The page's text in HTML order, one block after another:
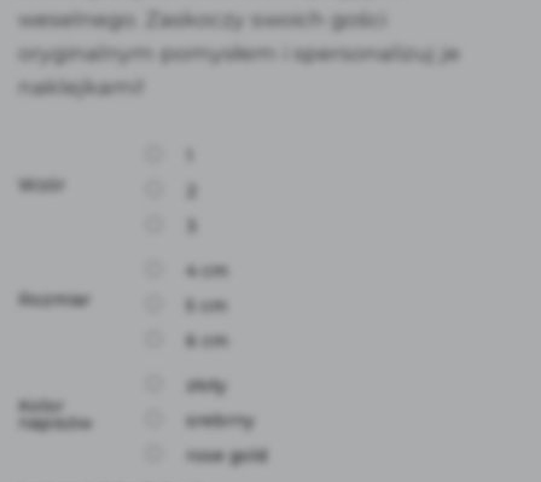
weselnego. Zaskoczy swoich gości
oryginalnym pomysłem i spersonalizuj je
naklejkami!
Wzór
Rozmiar
4 cm
5 cm
6 cm
Kolor
napisów
złoty
srebrny
rose gold